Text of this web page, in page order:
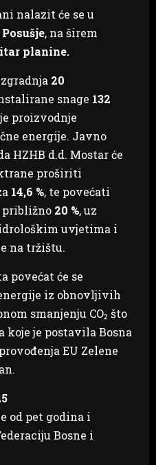
nalazit će se u
Posušje, na širem
planine.
20
snage 132
proizvodnje
energije. Javno
HZHB d.d. Mostar će
proširiti
14,6 %, te povećati
približno 20 %, uz
uvjetima i
na tržištu.
povećat će se
iz obnovljivih
smanjenju CO₂ što
je postavila Bosna
EU Zelene
od pet godina i
Bosne i